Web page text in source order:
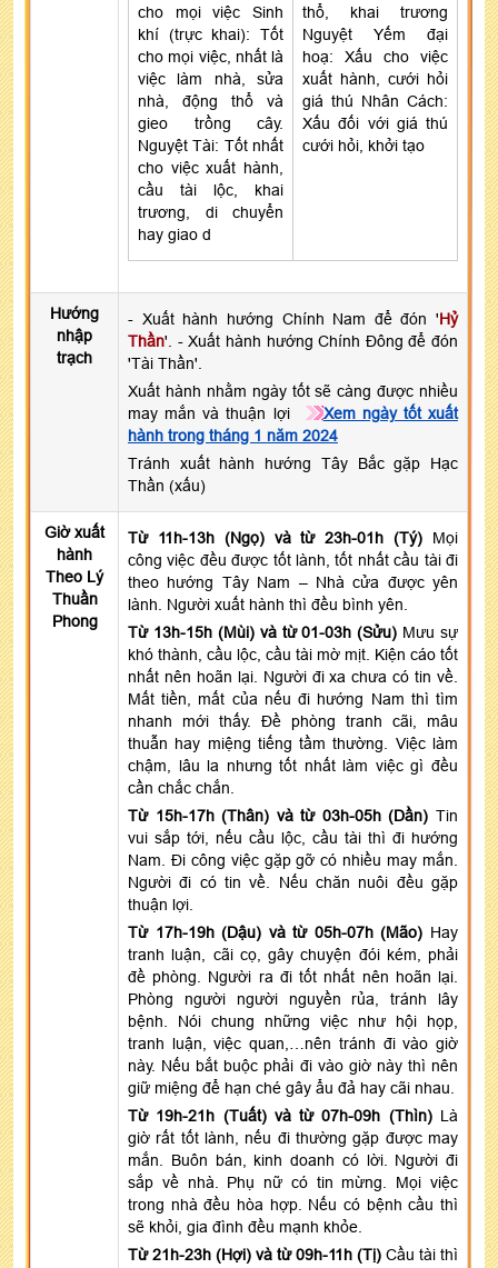
cho mọi việc Sinh
khí (trực khai): Tốt
cho mọi việc, nhất là
việc làm nhà, sửa
nhà, động thổ và
gieo trồng cây.
Nguyệt Tài: Tốt nhất
cho việc xuất hành,
cầu tài lộc, khai
trương, di chuyển
hay giao d
thổ, khai trương
Nguyệt Yếm đại
hoạ: Xấu cho việc
xuất hành, cưới hỏi
giá thú Nhân Cách:
Xấu đối với giá thú
cưới hỏi, khởi tạo
Hướng
nhập
trạch
- Xuất hành hướng Chính Nam để đón 'Hỷ
Thần'. - Xuất hành hướng Chính Đông để đón
'Tài Thần'.
Xuất hành nhằm ngày tốt sẽ càng được nhiều
may mắn và thuận lợi
Xem ngày tốt xuất
hành trong tháng 1 năm 2024
Tránh xuất hành hướng Tây Bắc gặp Hạc
Thần (xấu)
Giờ xuất
hành
Theo Lý
Thuần
Phong
Từ 11h-13h (Ngọ) và từ 23h-01h (Tý)
Mọi
công việc đều được tốt lành, tốt nhất cầu tài đi
theo hướng Tây Nam – Nhà cửa được yên
lành. Người xuất hành thì đều bình yên.
Từ 13h-15h (Mùi) và từ 01-03h (Sửu) Mưu sự
khó thành, cầu lộc, cầu tài mờ mịt. Kiện cáo tốt
nhất nên hoãn lại. Người đi xa chưa có tin về.
Mất tiền, mất của nếu đi hướng Nam thì tìm
nhanh mới thấy. Đề phòng tranh cãi, mâu
thuẫn hay miệng tiếng tầm thường. Việc làm
chậm, lâu la nhưng tốt nhất làm việc gì đều
cần chắc chắn.
Từ 15h-17h (Thân) và từ 03h-05h (Dần) Tin
vui sắp tới, nếu cầu lộc, cầu tài thì đi hướng
Nam. Đi công việc gặp gỡ có nhiều may mắn.
Người đi có tin về. Nếu chăn nuôi đều gặp
thuận lợi.
Từ 17h-19h (Dậu) và từ 05h-07h (Mão) Hay
tranh luận, cãi cọ, gây chuyện đói kém, phải
đề phòng. Người ra đi tốt nhất nên hoãn lại.
Phòng người người nguyền rủa, tránh lây
bệnh. Nói chung những việc như hội họp,
tranh luận, việc quan,…nên tránh đi vào giờ
này. Nếu bắt buộc phải đi vào giờ này thì nên
giữ miệng để hạn ché gây ẩu đả hay cãi nhau.
Từ 19h-21h (Tuất) và từ 07h-09h (Thìn) Là
giờ rất tốt lành, nếu đi thường gặp được may
mắn. Buôn bán, kinh doanh có lời. Người đi
sắp về nhà. Phụ nữ có tin mừng. Mọi việc
trong nhà đều hòa hợp. Nếu có bệnh cầu thì
sẽ khỏi, gia đình đều mạnh khỏe.
Từ 21h-23h (Hợi) và từ 09h-11h (Tị) Cầu tài thì